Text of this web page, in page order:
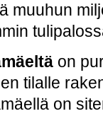
muuhun
on
tilalle
on